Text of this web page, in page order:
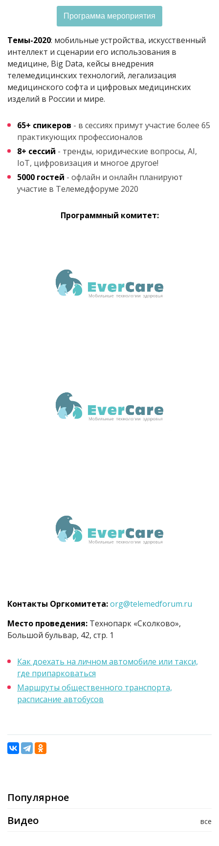
Программа мероприятия
Темы-2020: мобильные устройства, искусственный
интеллект и сценарии его использования в
медицине, Big Data, кейсы внедрения
телемедицинских технологий, легализация
медицинского софта и цифровых медицинских
изделий в России и мире.
65+ спикеров - в сессиях примут участие более 65
практикующих профессионалов
8+ сессий - тренды, юридические вопросы, AI,
IoT, цифровизация и многое другое!
5000 гостей - офлайн и онлайн планируют
участие в Телемедфоруме 2020
Программный комитет:
Контакты Оргкомитета:org@telemedforum.ru
Место проведения: Технопарк «Сколково»,
Большой бульвар, 42, стр. 1
Как доехать на личном автомобиле или такси,
где припарковаться
Маршруты общественного транспорта,
расписание автобусов
Популярное
все
Видео